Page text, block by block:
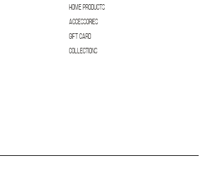
HOME PRODUCTS
ACCESSORIES
GIFT CARD
COLLECTIONS